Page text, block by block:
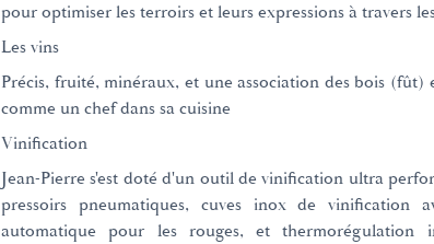
pour optimiser les terroirs et leurs expressions à travers
Les vins
Précis, fruité, minéraux, et une association des bois (fût)
comme un chef dans sa cuisine
Vinification
Jean-Pierre s'est doté d'un outil de vinification ultra
pressoirs pneumatiques, cuves inox de vinification
automatique pour les rouges, et thermorégulation